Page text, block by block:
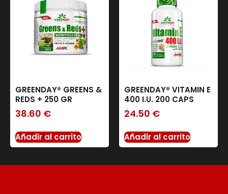
GREENDAY® GREENS &
REDS + 250 GR
38.60 €
Añadir al carrito
GREENDAY® VITAMIN E
400 I.U. 200 CAPS
24.50 €
Añadir al carrito